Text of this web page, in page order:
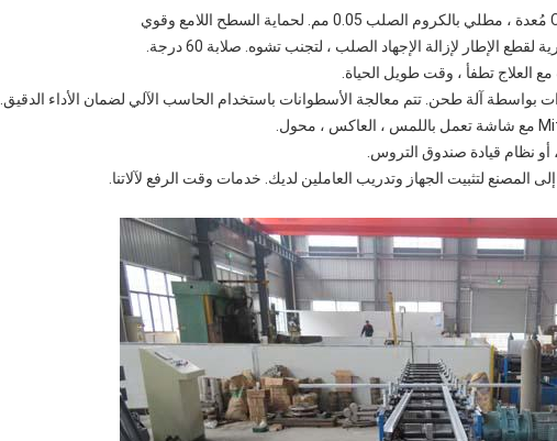
لقطع الإطار لإزالة الإجهاد الصلب ، لتجنب تشوه. صلابة 60 درجة.
بواسطة آلة طحن. تتم معالجة الأسطوانات باستخدام الحاسب الآلي لضمان الأداء الدقيق.
أو نظام قيادة صندوق التروس.
المصنع لتثبيت الجهاز وتدريب العاملين لديك. خدمات وقت الرفع لآلاتنا.